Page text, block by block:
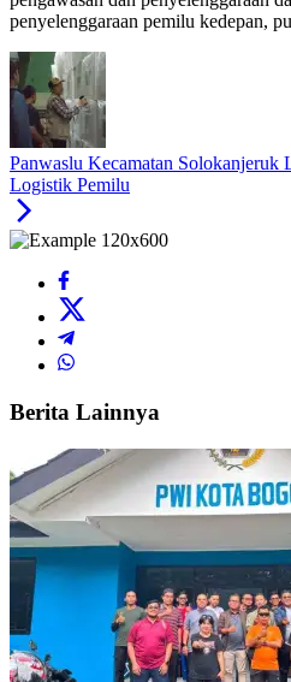
penyelenggaraan pemilu kedepan,
Panwaslu Kecamatan Solokanjeruk
Logistik Pemilu
Berita Lainnya